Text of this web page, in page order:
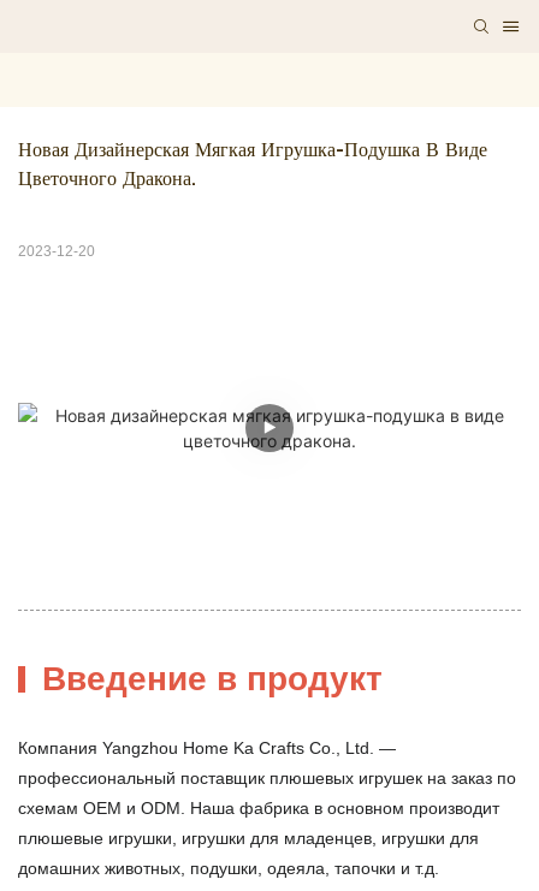
Новая Дизайнерская Мягкая Игрушка-Подушка В Виде
Цветочного Дракона.
2023-12-20
Введение в продукт
Компания Yangzhou Home Ka Crafts Co., Ltd. —
профессиональный поставщик плюшевых игрушек на заказ по
схемам OEM и ODM. Наша фабрика в основном производит
плюшевые игрушки, игрушки для младенцев, игрушки для
домашних животных, подушки, одеяла, тапочки и т.д.